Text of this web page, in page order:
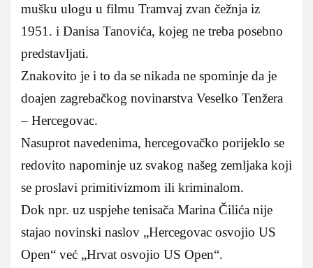
mušku ulogu u filmu Tramvaj zvan čežnja iz
1951. i Danisa Tanovića, kojeg ne treba posebno
predstavljati.
Znakovito je i to da se nikada ne spominje da je
doajen zagrebačkog novinarstva Veselko Tenžera
– Hercegovac.
Nasuprot navedenima, hercegovačko porijeklo se
redovito napominje uz svakog našeg zemljaka koji
se proslavi primitivizmom ili kriminalom.
Dok npr. uz uspjehe tenisača Marina Čilića nije
stajao novinski naslov „Hercegovac osvojio US
Open“ već „Hrvat osvojio US Open“.